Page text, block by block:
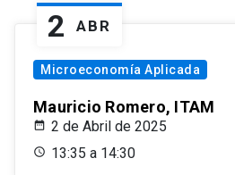
2 ABR
Microeconomía Aplicada
Mauricio Romero, ITAM
2 de Abril de 2025
13:35 a 14:30